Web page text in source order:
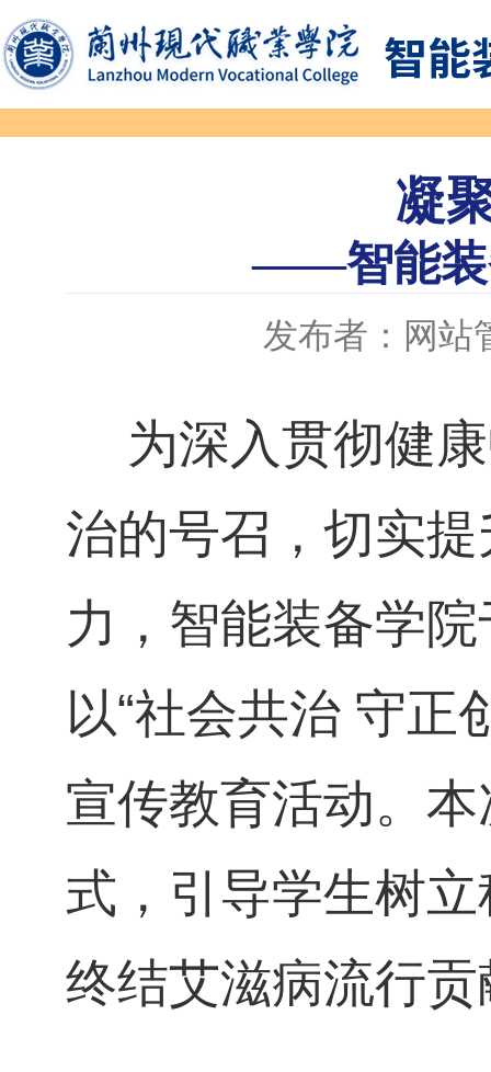
凝
——智能装
发布者：网站
为深入贯彻健
治的号召，切实
力，智能装备学院
以“社会共治 守正
宣传教育活动。
式，引导学生树
终结艾滋病流行